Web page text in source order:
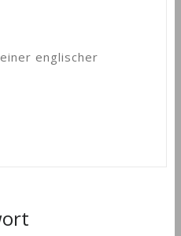
englischer